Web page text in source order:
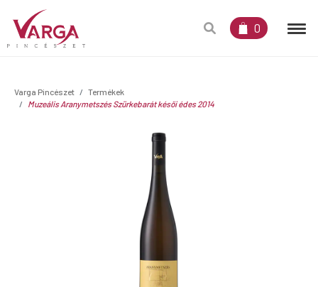
0
Varga Pincészet
Termékek
Muzeális Aranymetszés Szürkebarát késői édes 2014